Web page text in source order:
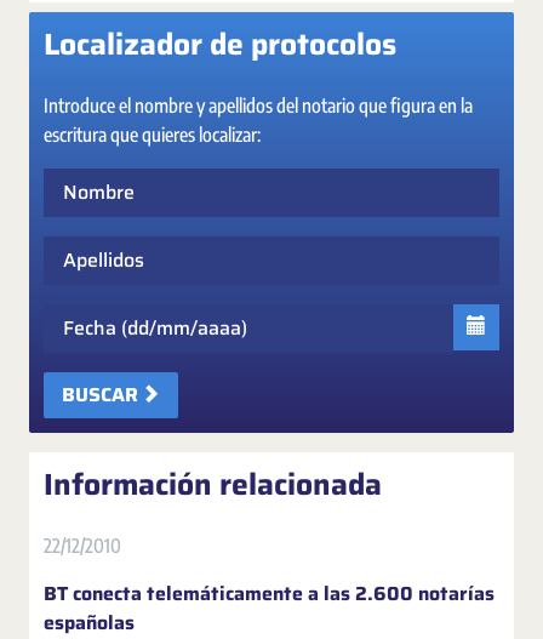
Localizador de protocolos
Introduce el nombre y apellidos del notario que figura en la
escritura que quieres localizar:
Apellidos
BUSCAR
Información relacionada
22/12/2010
BT conecta telemáticamente a las 2.600 notarías
españolas